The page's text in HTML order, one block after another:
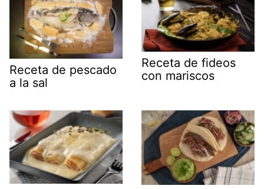
Receta de pescado
a la sal
Receta de fideos
con mariscos